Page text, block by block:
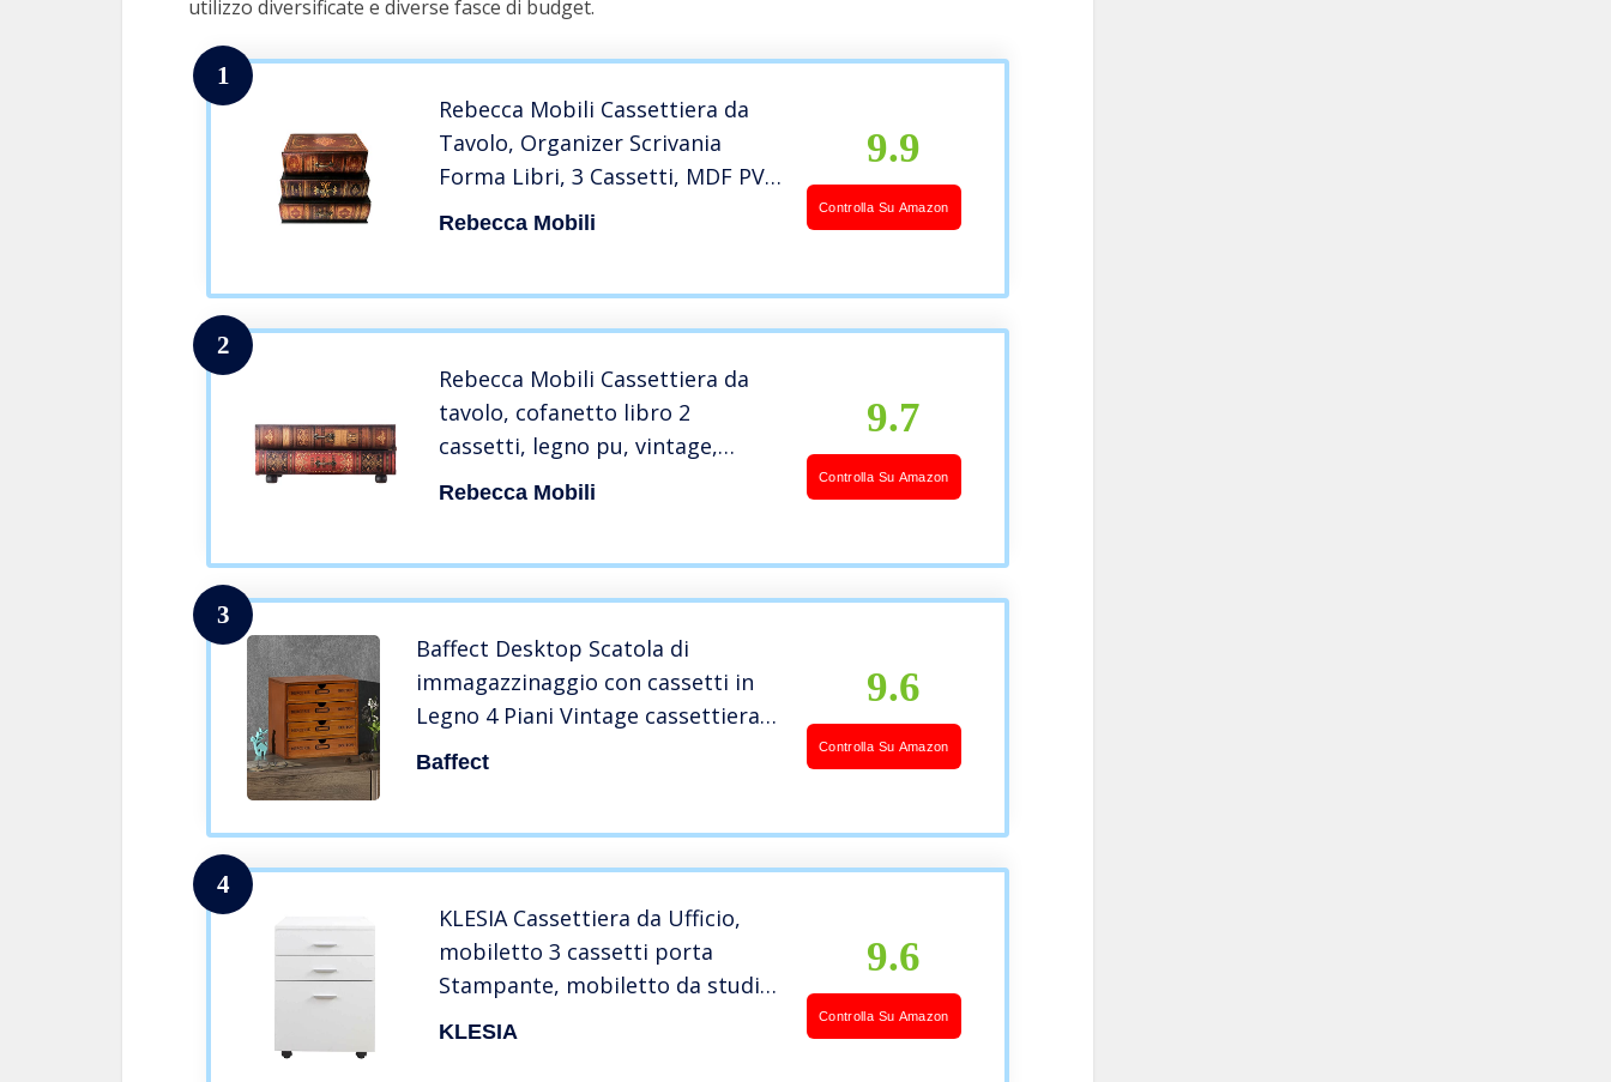
utilizzo diversificate e diverse fasce di budget.
1
Rebecca Mobili Cassettiera da
Tavolo, Organizer Scrivania
Forma Libri, 3 Cassetti, MDF PVC
Canvas, Stile Retro’, per Gioielli
Rebecca Mobili
9.9
Controlla Su Amazon
2
Rebecca Mobili Cassettiera da
tavolo, cofanetto libro 2
cassetti, legno pu, vintage,
marrone, organizzazione
Rebecca Mobili
9.7
Controlla Su Amazon
3
Baffect Desktop Scatola di
immagazzinaggio con cassetti in
Legno 4 Piani Vintage cassettiera
al Tavolo portagioie Scatola di
Baffect
9.6
Controlla Su Amazon
4
KLESIA Cassettiera da Ufficio,
mobiletto 3 cassetti porta
Stampante, mobiletto da studio
porta documenti con 4 ruore
KLESIA
9.6
Controlla Su Amazon